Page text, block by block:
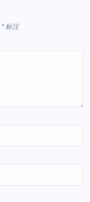
*标注